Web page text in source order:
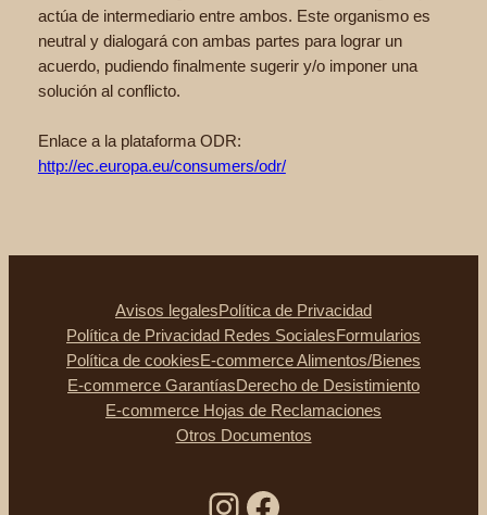
actúa de intermediario entre ambos. Este organismo es
neutral y dialogará con ambas partes para lograr un
acuerdo, pudiendo finalmente sugerir y/o imponer una
solución al conflicto.
Enlace a la plataforma ODR:
http://ec.europa.eu/consumers/odr/
Avisos legalesPolítica de Privacidad
Política de Privacidad Redes SocialesFormularios
Política de cookiesE-commerce Alimentos/Bienes
E-commerce GarantíasDerecho de Desistimiento
E-commerce Hojas de Reclamaciones
Otros Documentos
Instagram
Facebook